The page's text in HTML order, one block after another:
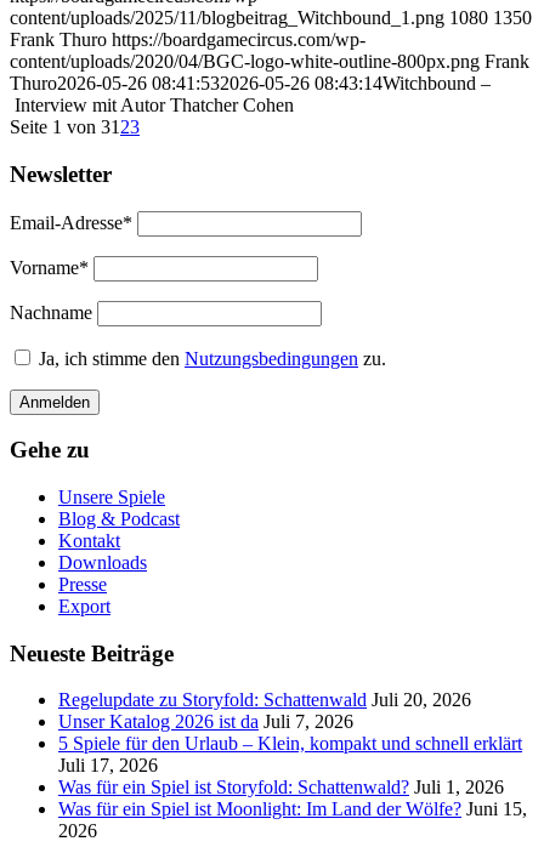
content/uploads/2025/11/blogbeitrag_Witchbound_1.png 1080 1350
Frank Thuro https://boardgamecircus.com/wp-
content/uploads/2020/04/BGC-logo-white-outline-800px.png Frank
Thuro2026-05-26 08:41:532026-05-26 08:43:14Witchbound –
Interview mit Autor Thatcher Cohen
Seite 1 von 31 23
Newsletter
Email-Adresse*
Vorname*
Nachname
Ja, ich stimme den Nutzungsbedingungen zu.
Gehe zu
Unsere Spiele
Blog & Podcast
Kontakt
Downloads
Presse
Export
Neueste Beiträge
Regelupdate zu Storyfold: Schattenwald Juli 20, 2026
Unser Katalog 2026 ist da Juli 7, 2026
5 Spiele für den Urlaub – Klein, kompakt und schnell erklärt
Juli 17, 2026
Was für ein Spiel ist Storyfold: Schattenwald? Juli 1, 2026
Was für ein Spiel ist Moonlight: Im Land der Wölfe? Juni 15,
2026